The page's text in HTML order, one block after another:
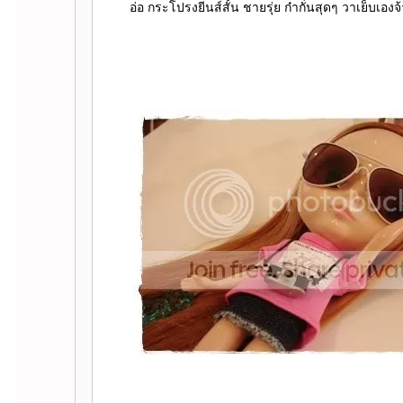
อ่อ กระโปรงยีนส์สั้น ชายรุ่ย ก๋ากั่นสุดๆ วาเย็บเอง